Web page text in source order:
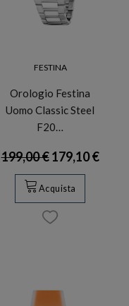
FESTINA
Orologio Festina
Uomo Classic Steel
F20…
199,00 €179,10 €
Acquista